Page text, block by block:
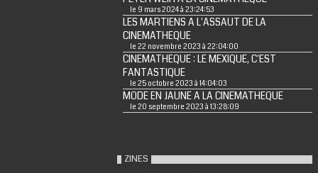
le 9 mars 2024 à 23:24:53
LES MARTIENS A L'ASSAUT DE LA
CINEMATHEQUE
le 22 novembre 2023 à 22:04:00
CINEMATHEQUE : LE MEXIQUE, C'EST
FANTASTIQUE
le 25 octobre 2023 à 14:04:03
MODE EN JAUNE A LA CINEMATHEQUE
le 20 septembre 2023 à 13:28:09
ZINES